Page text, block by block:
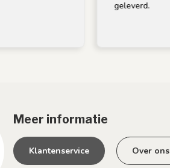
geleverd.
Meer informatie
Klantenservice Over ons